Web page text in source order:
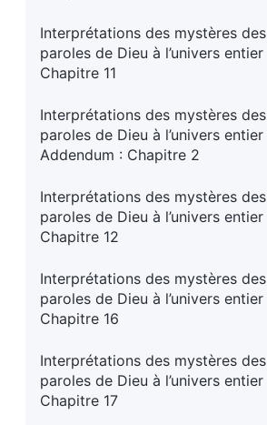
Interprétations des mystères des
paroles de Dieu à l’univers entier
Chapitre 11
Interprétations des mystères des
paroles de Dieu à l’univers entier
Addendum : Chapitre 2
Interprétations des mystères des
paroles de Dieu à l’univers entier
Chapitre 12
Interprétations des mystères des
paroles de Dieu à l’univers entier
Chapitre 16
Interprétations des mystères des
paroles de Dieu à l’univers entier
Chapitre 17